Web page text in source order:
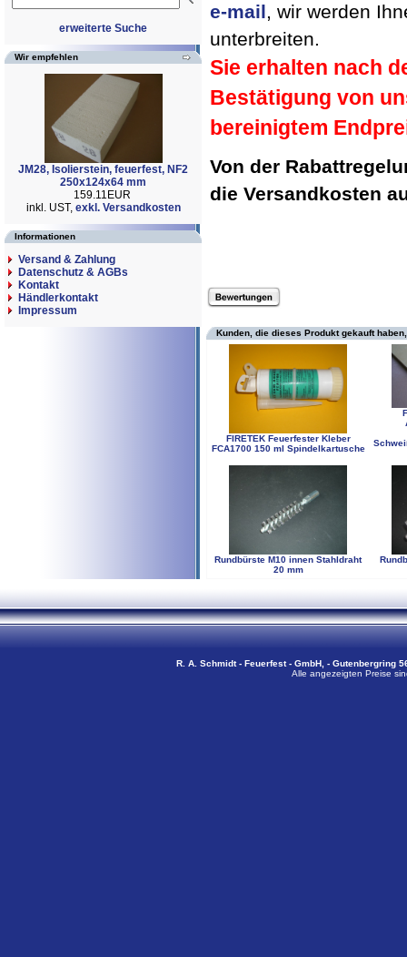
erweiterte Suche
Wir empfehlen
JM28, Isolierstein, feuerfest, NF2
250x124x64 mm
159.11EUR
inkl. UST, exkl. Versandkosten
Informationen
Versand & Zahlung
Datenschutz & AGBs
Kontakt
Händlerkontakt
Impressum
e-mail, wir werden
unterbreiten.
Sie erhalten nach
Bestätigung von
bereinigtem
Von der
die Versandkosten
Kunden, die dieses Produkt gekauft
FIRETEK Feuerfester Kleber
FCA1700 150 ml Spindelkartusche
Rundbürste M10 innen Stahldraht
20 mm
R. A. Schmidt - Feuerfest - GmbH, - Gutenbergring
Alle angezeigten Preise